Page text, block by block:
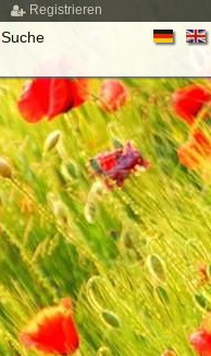
Registrieren
Suche